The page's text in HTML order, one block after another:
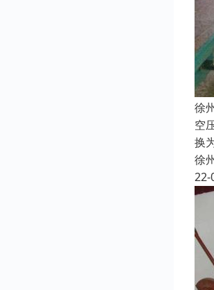
徐
空
换
徐
22-